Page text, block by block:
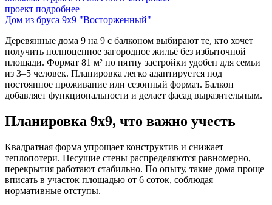
проект подробнее
Дом из бруса 9х9 "Восторженный"
Деревянные дома 9 на 9 с балконом выбирают те, кто хочет
получить полноценное загородное жильё без избыточной
площади. Формат 81 м² по пятну застройки удобен для семьи
из 3–5 человек. Планировка легко адаптируется под
постоянное проживание или сезонный формат. Балкон
добавляет функциональности и делает фасад выразительным.
Планировка 9х9, что важно учесть
Квадратная форма упрощает конструктив и снижает
теплопотери. Несущие стены распределяются равномерно,
перекрытия работают стабильно. По опыту, такие дома проще
вписать в участок площадью от 6 соток, соблюдая
нормативные отступы.